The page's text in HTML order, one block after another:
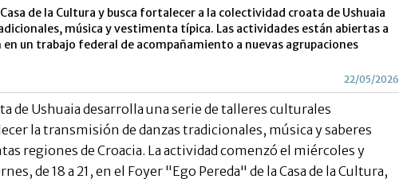
de la Cultura y busca fortalecer a la colectividad croata de Ushuaia
música y vestimenta típica. Las actividades están abiertas a
en un trabajo federal de acompañamiento a nuevas agrupaciones
22/05/2026
de Ushuaia desarrolla una serie de talleres culturales
la transmisión de danzas tradicionales, música y saberes
regiones de Croacia. La actividad comenzó el miércoles y
de 18 a 21, en el Foyer "Ego Pereda" de la Casa de la Cultura,